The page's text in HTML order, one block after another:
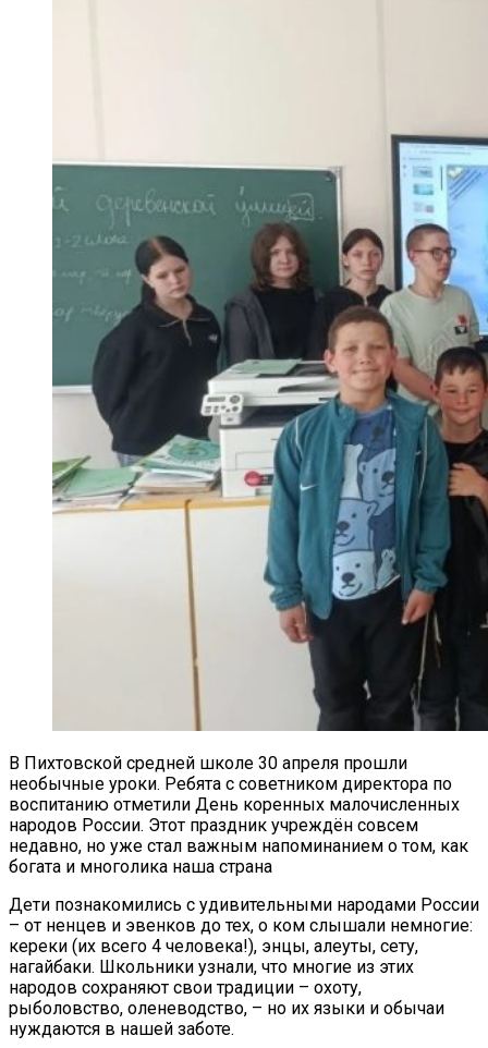
В Пихтовской средней школе 30 апреля прошли
необычные уроки. Ребята с советником директора по
воспитанию отметили День коренных малочисленных
народов России. Этот праздник учреждён совсем
недавно, но уже стал важным напоминанием о том, как
богата и многолика наша страна
Дети познакомились с удивительными народами России
– от ненцев и эвенков до тех, о ком слышали немногие:
кереки (их всего 4 человека!), энцы, алеуты, сету,
нагайбаки. Школьники узнали, что многие из этих
народов сохраняют свои традиции – охоту,
рыболовство, оленеводство, – но их языки и обычаи
нуждаются в нашей заботе.